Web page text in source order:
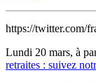
https://twitter.com/
Lundi 20 mars, à
retraites : suivez